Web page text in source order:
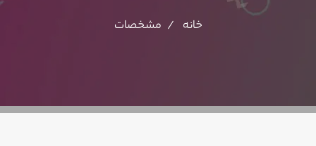
خانه مشخصات